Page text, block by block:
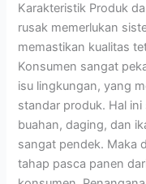
Karakteristik Produk
rusak memerlukan
memastikan kualitas
Konsumen sangat
isu lingkungan, yang
standar produk. Hal
buahan, daging, dan
sangat pendek. Maka
tahap pasca panen